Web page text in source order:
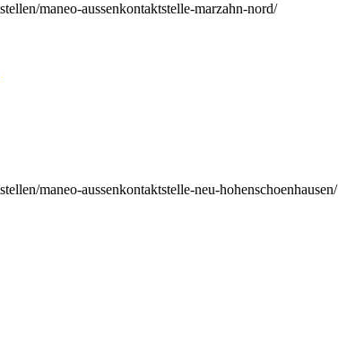
maneo-aussenkontaktstelle-marzahn-nord/
maneo-aussenkontaktstelle-neu-hohenschoenhausen/